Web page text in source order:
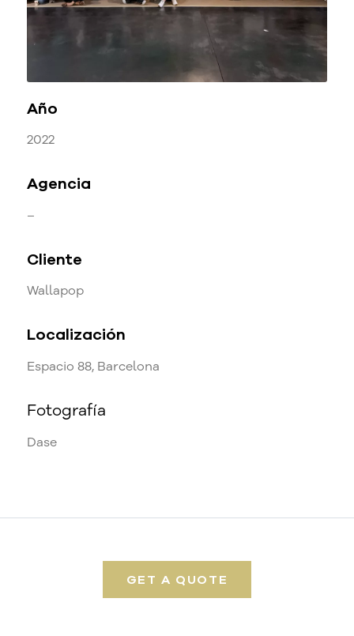
Año
2022
Agencia
–
Cliente
Wallapop
Localización
Espacio 88, Barcelona
Fotografía
Dase
GET A QUOTE